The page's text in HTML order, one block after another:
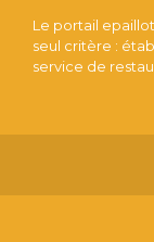
Le portail
seul critère :
service de